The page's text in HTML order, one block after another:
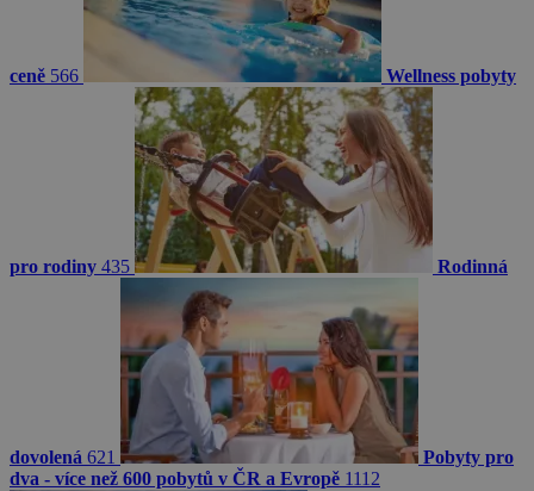
ceně 566 Wellness pobyty
pro rodiny 435 Rodinná
dovolená 621
Pobyty pro
dva - více než 600 pobytů v ČR a Evropě 1112